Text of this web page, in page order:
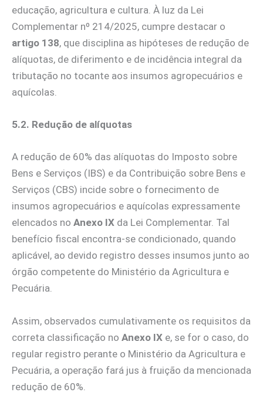
educação, agricultura e cultura. À luz da Lei
Complementar nº 214/2025, cumpre destacar o
artigo 138, que disciplina as hipóteses de redução de
alíquotas, de diferimento e de incidência integral da
tributação no tocante aos insumos agropecuários e
aquícolas.
5.2. Redução de alíquotas
A redução de 60% das alíquotas do Imposto sobre
Bens e Serviços (IBS) e da Contribuição sobre Bens e
Serviços (CBS) incide sobre o fornecimento de
insumos agropecuários e aquícolas expressamente
elencados no Anexo IX da Lei Complementar. Tal
benefício fiscal encontra-se condicionado, quando
aplicável, ao devido registro desses insumos junto ao
órgão competente do Ministério da Agricultura e
Pecuária.
Assim, observados cumulativamente os requisitos da
correta classificação no Anexo IX e, se for o caso, do
regular registro perante o Ministério da Agricultura e
Pecuária, a operação fará jus à fruição da mencionada
redução de 60%.